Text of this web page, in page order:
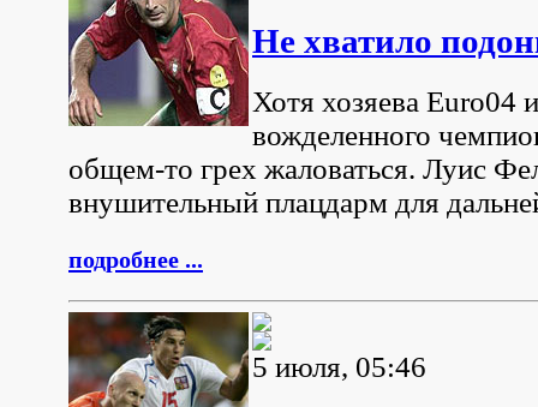
Не хватило
Хотя хозяева Euro04
вожделенного
общем-то грех жаловаться. Луис
внушительный плацдарм для
подробнее ...
5 июля, 05:46